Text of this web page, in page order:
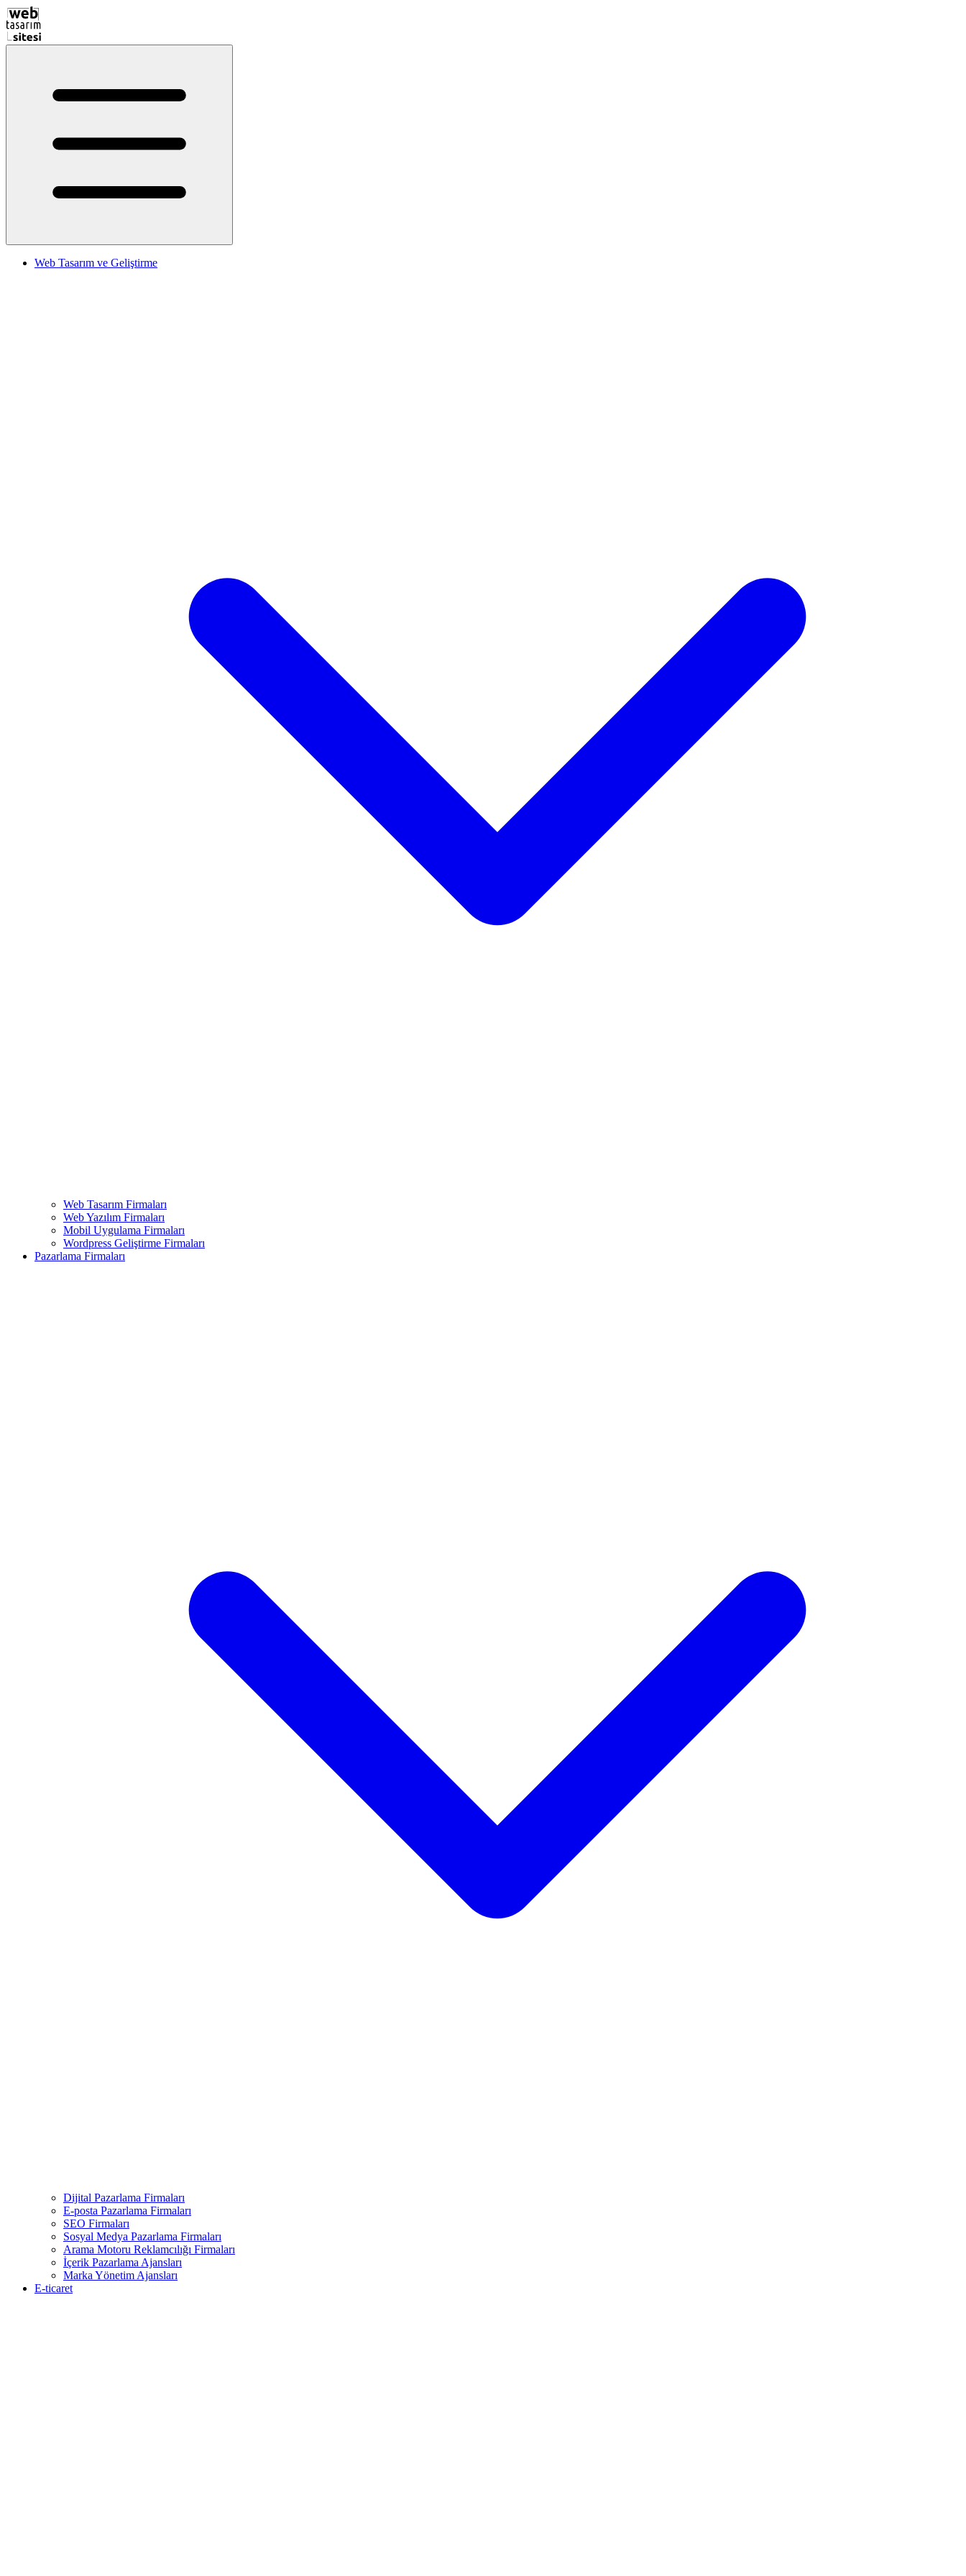
Web Tasarım ve Geliştirme
Web Tasarım Firmaları
Web Yazılım Firmaları
Mobil Uygulama Firmaları
Wordpress Geliştirme Firmaları
Pazarlama Firmaları
Dijital Pazarlama Firmaları
E-posta Pazarlama Firmaları
SEO Firmaları
Sosyal Medya Pazarlama Firmaları
Arama Motoru Reklamcılığı Firmaları
İçerik Pazarlama Ajansları
Marka Yönetim Ajansları
E-ticaret